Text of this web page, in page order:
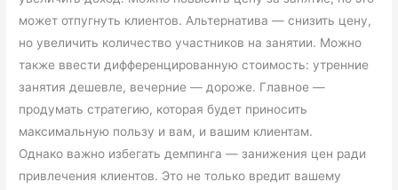
может отпугнуть клиентов. Альтернатива — снизить цену,
но увеличить количество участников на занятии. Можно
также ввести дифференцированную стоимость: утренние
занятия дешевле, вечерние — дороже. Главное —
продумать стратегию, которая будет приносить
максимальную пользу и вам, и вашим клиентам.
Однако важно избегать демпинга — занижения цен ради
привлечения клиентов. Это не только вредит вашему